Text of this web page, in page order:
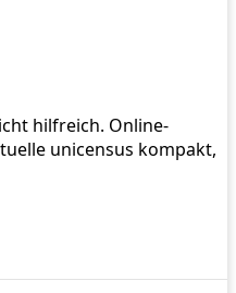
hilfreich. Online-
unicensus kompakt,